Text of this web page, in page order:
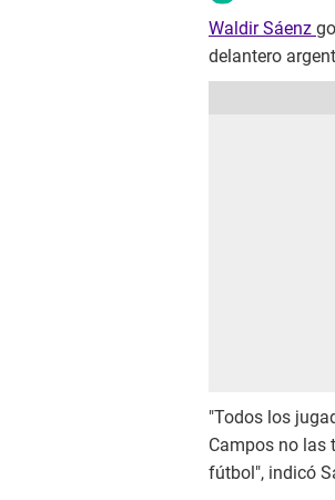
Waldir Sáenz
delantero
"Todos los
Campos no las
fútbol", indicó